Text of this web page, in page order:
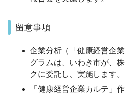
留意事項
企業分析（「健康経営企
グラムは、いわき市が、
クに委託し、実施します。
「健康経営企業カルテ」